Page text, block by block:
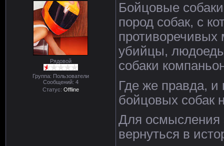
Рядовой
Группа: Пользователи
Сообщений: 4
Статус: Offline
Бойцовые
пород собак, с
противоречивых
убийцы,
собаки
Где же правда, и
бойцовых собак
Для осмысления
вернуться в